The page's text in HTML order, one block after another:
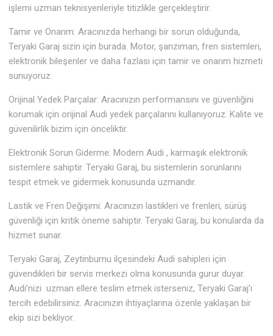
işlemi uzman teknisyenleriyle titizlikle gerçekleştirir.
Tamir ve Onarım: Aracınızda herhangi bir sorun olduğunda,
Teryaki Garaj sizin için burada. Motor, şanzıman, fren sistemleri,
elektronik bileşenler ve daha fazlası için tamir ve onarım hizmeti
sunuyoruz.
Orijinal Yedek Parçalar: Aracınızın performansını ve güvenliğini
korumak için orijinal Audi yedek parçalarını kullanıyoruz. Kalite ve
güvenilirlik bizim için önceliktir.
Elektronik Sorun Giderme: Modern Audi , karmaşık elektronik
sistemlere sahiptir. Teryaki Garaj, bu sistemlerin sorunlarını
tespit etmek ve gidermek konusunda uzmandır.
Lastik ve Fren Değişimi: Aracınızın lastikleri ve frenleri, sürüş
güvenliği için kritik öneme sahiptir. Teryaki Garaj, bu konularda da
hizmet sunar.
Teryaki Garaj, Zeytinburnu ilçesindeki Audi sahipleri için
güvendikleri bir servis merkezi olma konusunda gurur duyar.
Audi’nizi uzman ellere teslim etmek isterseniz, Teryaki Garaj’ı
tercih edebilirsiniz. Aracınızın ihtiyaçlarına özenle yaklaşan bir
ekip sizi bekliyor.